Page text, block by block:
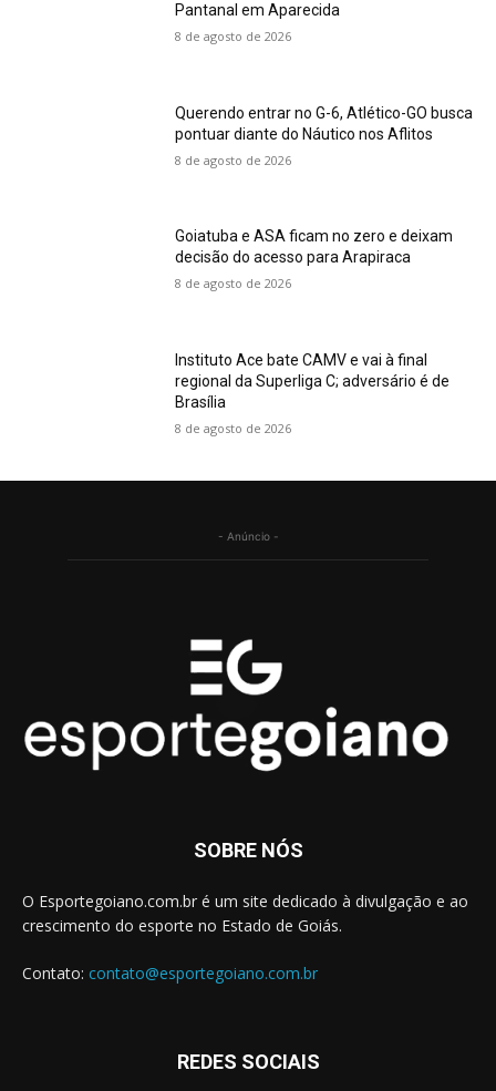
Pantanal em Aparecida
8 de agosto de 2026
Querendo entrar no G-6, Atlético-GO busca
pontuar diante do Náutico nos Aflitos
8 de agosto de 2026
Goiatuba e ASA ficam no zero e deixam
decisão do acesso para Arapiraca
8 de agosto de 2026
Instituto Ace bate CAMV e vai à final
regional da Superliga C; adversário é de
Brasília
8 de agosto de 2026
- Anúncio -
SOBRE NÓS
O Esportegoiano.com.br é um site dedicado à divulgação e ao
crescimento do esporte no Estado de Goiás.
Contato: contato@esportegoiano.com.br
REDES SOCIAIS